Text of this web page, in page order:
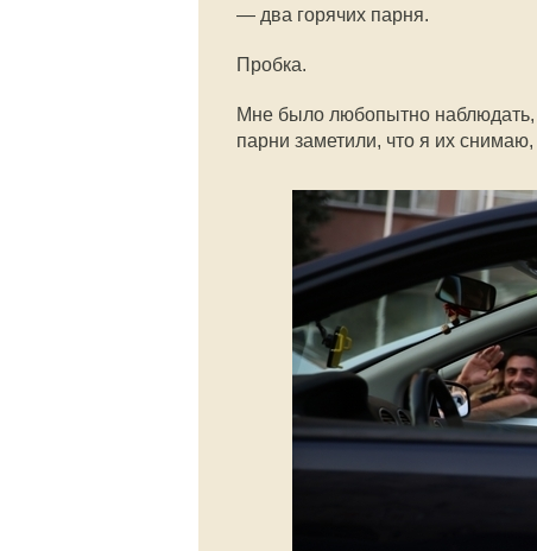
— два горячих парня.
Пробка.
Мне было любопытно наблюдать,
парни заметили, что я их